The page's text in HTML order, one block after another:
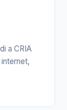
a CRIA